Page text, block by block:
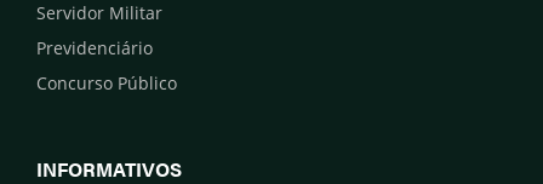
Servidor Militar
Previdenciário
Concurso Público
INFORMATIVOS